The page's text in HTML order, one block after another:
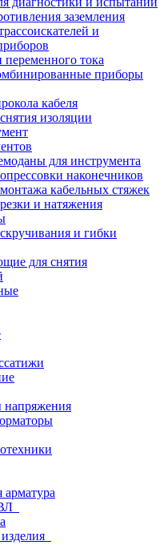
заземления
и
переменного тока
приборы
кабеля
изоляции
для инструмента
наконечников
кабельных стяжек
и натяжения
и гибки
для снятия
напряжения
арматура